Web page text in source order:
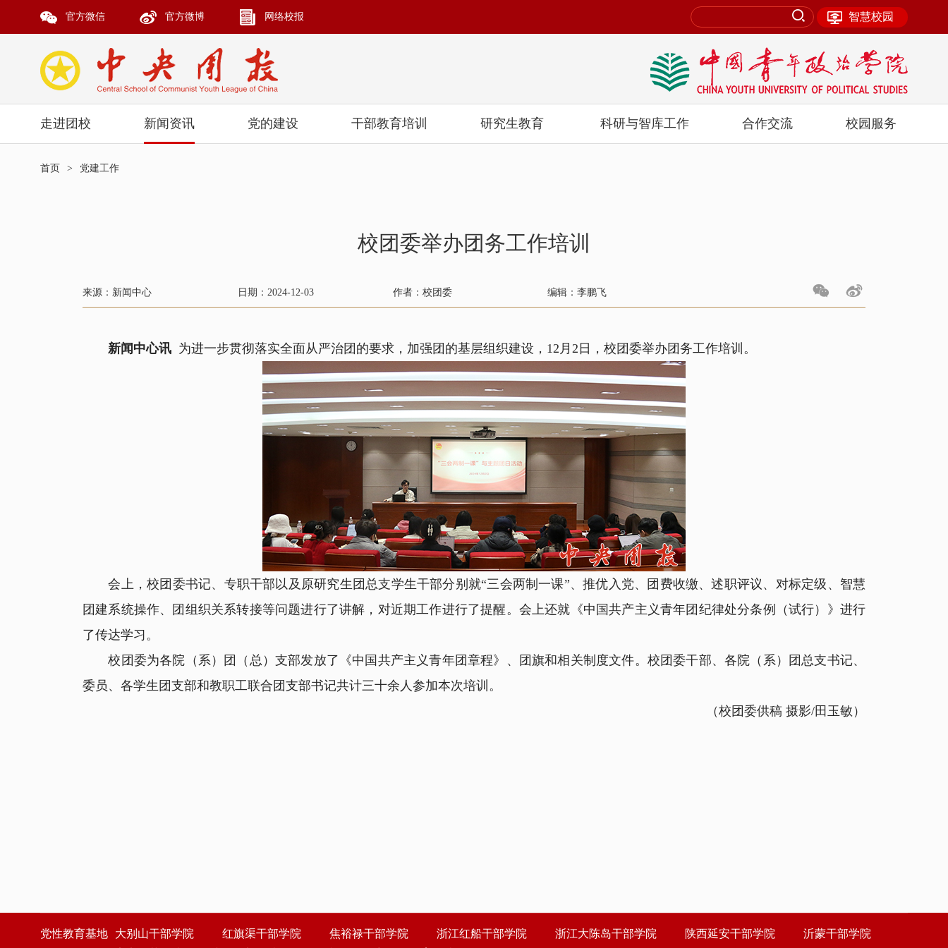
官方微信 官方微博 网络校报 智慧校园
走进团校 新闻资讯 党的建设 干部教育培训 研究生教育 科研与智库工作 合作交流 校园服务
首页 > 党建工作
校团委举办团务工作培训
来源：新闻中心 日期：2024-12-03 作者：校团委 编辑：李鹏飞
新闻中心讯 为进一步贯彻落实全面从严治团的要求，加强团的基层组织建设，12月2日，校团委举办团务工作培训。
会上，校团委书记、专职干部以及原研究生团总支学生干部分别就“三会两制一课”、推优入党、团费收缴、述职评议、对标定级、智慧
团建系统操作、团组织关系转接等问题进行了讲解，对近期工作进行了提醒。会上还就《中国共产主义青年团纪律处分条例（试行）》进行
了传达学习。
校团委为各院（系）团（总）支部发放了《中国共产主义青年团章程》、团旗和相关制度文件。校团委干部、各院（系）团总支书记、
委员、各学生团支部和教职工联合团支部书记共计三十余人参加本次培训。
（校团委供稿 摄影/田玉敏）
党性教育基地 大别山干部学院 红旗渠干部学院 焦裕禄干部学院 浙江红船干部学院 浙江大陈岛干部学院 陕西延安干部学院
沂蒙干部学院